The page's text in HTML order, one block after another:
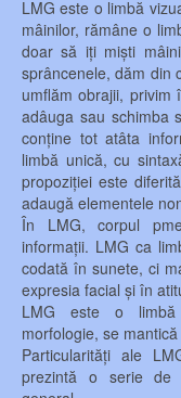
LMG este o limbă
mâinilor, rămâne o
doar să iți miști
sprâncenele, dăm din
umflăm obrajii, privim
adâuga sau schimba
conține tot atâta
limbă unică, cu
propoziției este
adaugă elementele
În LMG, corpul
informații. LMG ca
codată în sunete, ci
expresia facial și în
LMG este o limbă
morfologie, se
Particularități ale
prezintă o serie de